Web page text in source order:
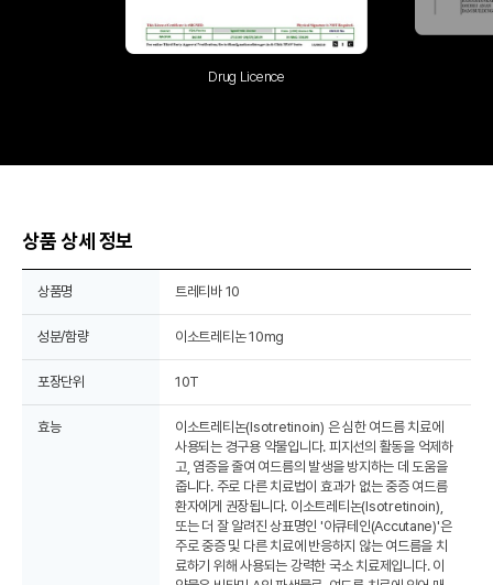
Drug Licence
상품 상세 정보
상품명 트레티바 10
성분/함량 이소트레티논 10mg
포장단위 10T
효능
이소트레티논(Isotretinoin) 은 심한 여드름 치료에
사용되는 경구용 약물입니다. 피지선의 활동을 억제하
고, 염증을 줄여 여드름의 발생을 방지하는 데 도움을
줍니다. 주로 다른 치료법이 효과가 없는 중증 여드름
환자에게 권장됩니다. 이소트레티논(Isotretinoin),
또는 더 잘 알려진 상표명인 '아큐테인(Accutane)'은
주로 중증 및 다른 치료에 반응하지 않는 여드름을 치
료하기 위해 사용되는 강력한 국소 치료제입니다. 이